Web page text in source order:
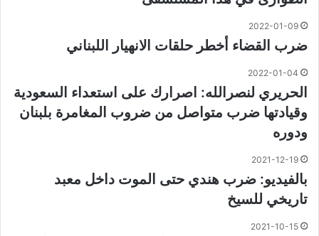
2022-01-09
ضرب القضاء أخطر حلقات الانهيار اللبناني
2022-01-04
الحريري لنصرالله: اصرارك على استعداء السعودية
وقيادتها ضرب متواصل من ضروب المغامرة بلبنان
ودوره
2021-12-19
بالفيديو: ضرب هندي حتى الموت داخل معبد
تاريخي للسيخ
2021-10-15